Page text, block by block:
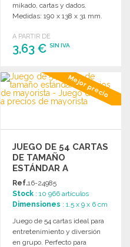
mikado, cartas y dados.
Medidas: 190 x 138 x 31 mm.
A PARTIR DE
3,63 €SIN IVA
PEDIR
Solicitar un presupuesto
Mejor precio
JUEGO DE 54 CARTAS
DE TAMAÑO
ESTÁNDAR A
PRECIOS DE
MAYORISTA
Ref.16-24985
Stock : 10 966 artículos
Dimensiones : 1.5 x 9 x 6 cm
Juego de 54 cartas ideal para
entretenimiento y diversión
en grupo. Perfecto para